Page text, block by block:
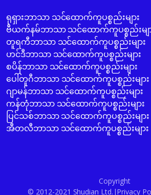
ရုရှားဘာသာ သင်ထောက်ကူပစ္စည်းများ
ဗီယက်နမ်ဘာသာ သင်ထောက်ကူပစ္စည်းမျ
တူရကီဘာသာ သင်ထောက်ကူပစ္စည်းများ
ဟင်ဒီဘာသာ သင်ထောက်ကူပစ္စည်းများ
စပိန်ဘာသာ သင်ထောက်ကူပစ္စည်းများ
ပေါ်တူဂီဘာသာ သင်ထောက်ကူပစ္စည်းများ
ဂျာမန်ဘာသာ သင်ထောက်ကူပစ္စည်းများ
ကန်တုံဘာသာ သင်ထောက်ကူပစ္စည်းများ
ပြင်သစ်ဘာသာ သင်ထောက်ကူပစ္စည်းများ
အီတလီဘာသာ သင်ထောက်ကူပစ္စည်းများ
Copyright
© 2012-2021 Shudian Ltd.|Privacy